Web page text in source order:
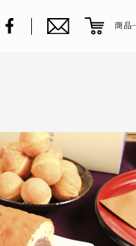
商品